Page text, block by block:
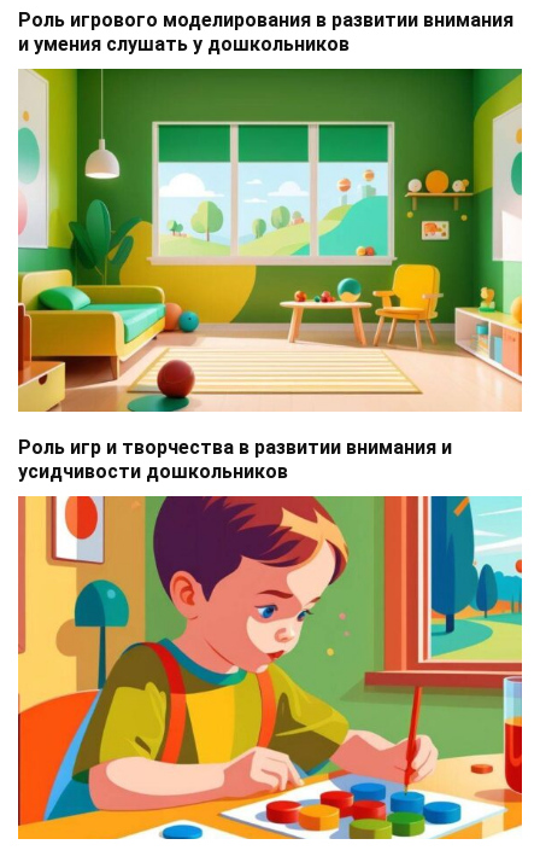
Роль игрового моделирования в развитии внимания
и умения слушать у дошкольников
Роль игр и творчества в развитии внимания и
усидчивости дошкольников